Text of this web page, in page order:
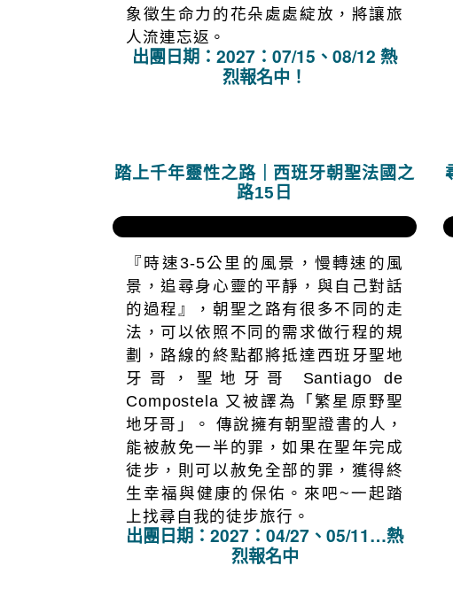
出團日期：2027：07/15、08/12 熱
烈報名中！
少女峰山如其名，像個帶著薄紗的美
少女，等你揭開面紗一窺其容貌；馬
特洪峰則像是穿著盔甲的武士，雄赳
赳氣昂昂卻又不失其溫柔的一面；聖
上，如詩如畫的美麗風景相隨，沿途
象徵生命力的花朵處處綻放，將讓旅
人流連忘返。
踏上千年靈性之路｜西班牙朝聖法國之
路15日
『時速3-5公里的風景，慢轉速的風
景，追尋身心靈的平靜，與自己對話
的過程』，朝聖之路有很多不同的走
法，可以依照不同的需求做行程的規
劃，路線的終點都將抵達西班牙聖地
牙哥，聖地牙哥 Santiago de